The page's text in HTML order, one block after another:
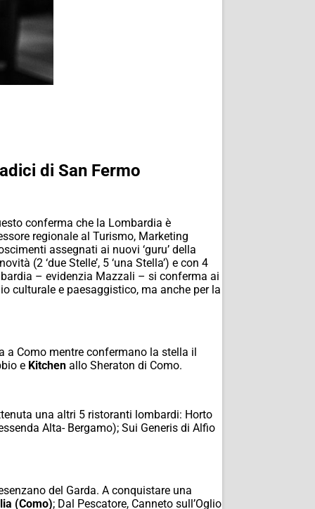
di San Fermo
conferma che la Lombardia è
regionale al Turismo, Marketing
assegnati ai nuovi ‘guru’ della
(2 ‘due Stelle’, 5 ‘una Stella’) e con 4
– evidenzia Mazzali – si conferma ai
culturale e paesaggistico, ma anche per la
a Como mentre confermano la stella il
e Kitchen allo Sheraton di Como.
una altri 5 ristoranti lombardi: Horto
Alta- Bergamo); Sui Generis di Alfio
del Garda. A conquistare una
(Como); Dal Pescatore, Canneto sull’Oglio